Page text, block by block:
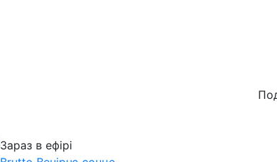
Зараз в ефірі